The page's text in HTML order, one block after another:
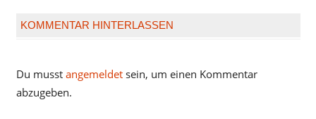
KOMMENTAR HINTERLASSEN
Du musst angemeldetsein, um einen Kommentar
abzugeben.